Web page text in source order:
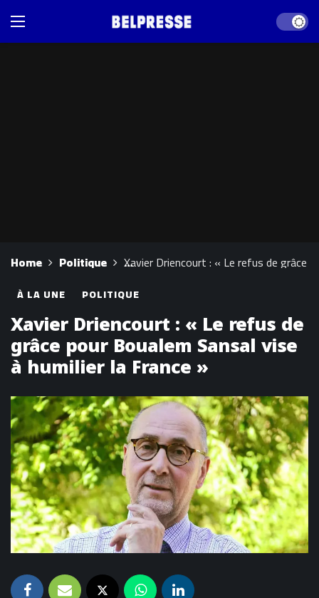
Dark
Home Politique Xavier Driencourt : « Le refus de grâce
À LA UNE POLITIQUE
Xavier Driencourt : « Le refus de
grâce pour Boualem Sansal vise
à humilier la France »